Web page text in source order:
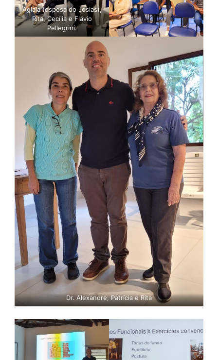
Aglaia (esposa do Josias),
Rita, Cecília e Flávio
Pellegrini.
Dr. Alexandre, Patrícia e Rita